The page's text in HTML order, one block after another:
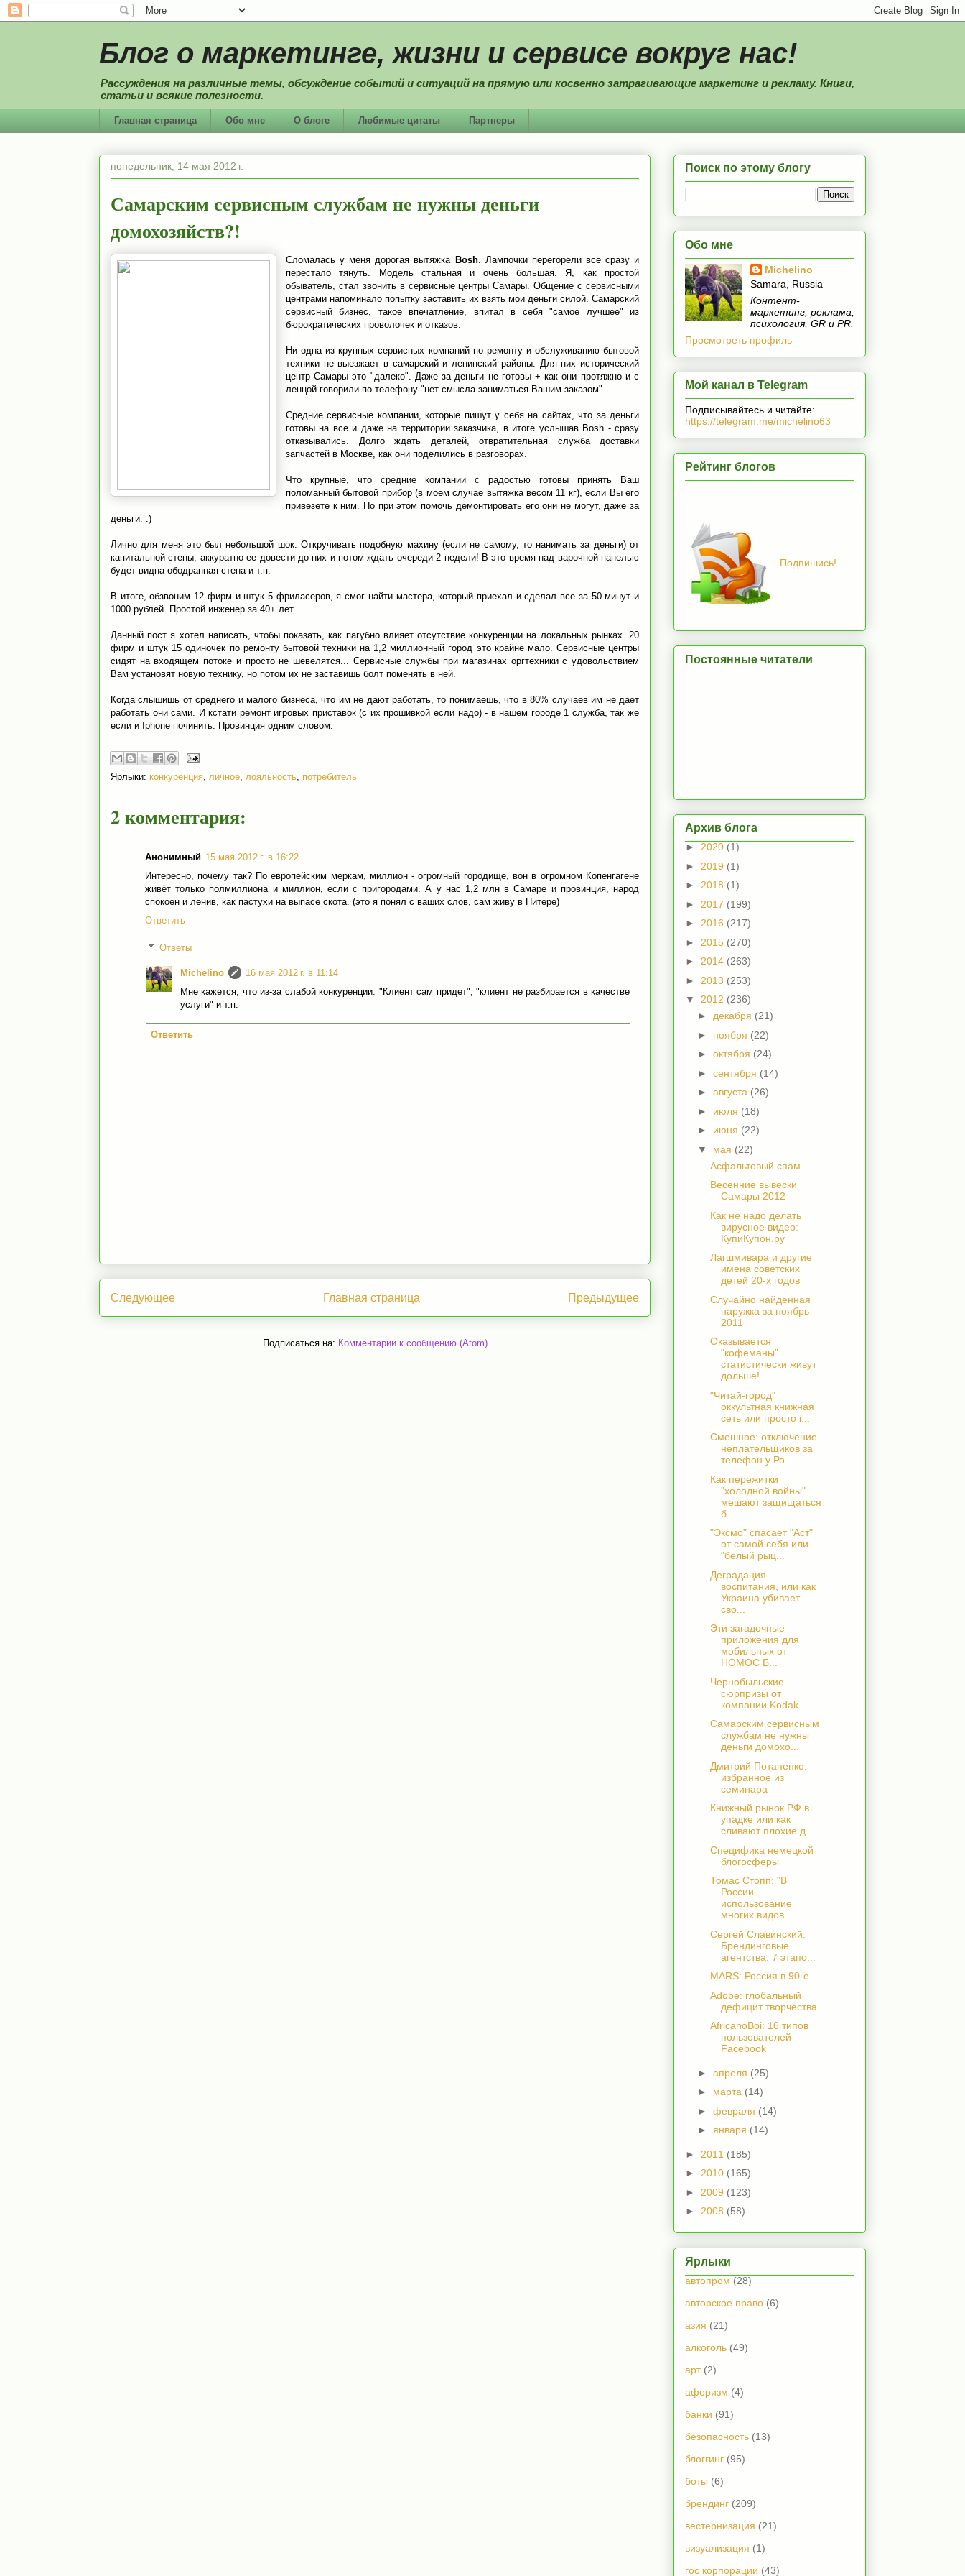
Блог о маркетинге, жизни и сервисе вокруг нас!
Рассуждения на различные темы, обсуждение событий и ситуаций на прямую или косвенно затрагивающие маркетинг и рекламу. Книги,
статьи и всякие полезности.
Главная страница Обо мне О блоге Любимые цитаты Партнеры
понедельник, 14 мая 2012 г.
Самарским сервисным службам не нужны деньги
домохозяйств?!
Сломалась у меня дорогая вытяжка Bosh. Лампочки перегорели все сразу и
перестало тянуть. Модель стальная и очень большая. Я, как простой
обыватель, стал звонить в сервисные центры Самары. Общение с сервисными
центрами напоминало попытку заставить их взять мои деньги силой. Самарский
сервисный бизнес, такое впечатление, впитал в себя "самое лучшее" из
бюрократических проволочек и отказов.
Ни одна из крупных сервисных компаний по ремонту и обслуживанию бытовой
техники не выезжает в самарский и ленинский районы. Для них исторический
центр Самары это "далеко". Даже за деньги не готовы + как они протяжно и с
ленцой говорили по телефону "нет смысла заниматься Вашим заказом".
Средние сервисные компании, которые пишут у себя на сайтах, что за деньги
готовы на все и даже на территории заказчика, в итоге услышав Bosh - сразу
отказывались. Долго ждать деталей, отвратительная служба доставки
запчастей в Москве, как они поделились в разговорах.
Что крупные, что средние компании с радостью готовы принять Ваш
поломанный бытовой прибор (в моем случае вытяжка весом 11 кг), если Вы его
привезете к ним. Но при этом помочь демонтировать его они не могут, даже за
деньги. :)
Лично для меня это был небольшой шок. Откручивать подобную махину (если не самому, то нанимать за деньги) от
капитальной стены, аккуратно ее довести до них и потом ждать очереди 2 недели! В это время над варочной панелью
будет видна ободранная стена и т.п.
В итоге, обзвоним 12 фирм и штук 5 фриласеров, я смог найти мастера, который приехал и сделал все за 50 минут и
1000 рублей. Простой инженер за 40+ лет.
Данный пост я хотел написать, чтобы показать, как пагубно влияет отсутствие конкуренции на локальных рынках. 20
фирм и штук 15 одиночек по ремонту бытовой техники на 1,2 миллионный город это крайне мало. Сервисные центры
сидят на входящем потоке и просто не шевелятся... Сервисные службы при магазинах оргтехники с удовольствием
Вам установят новую технику, но потом их не заставишь болт поменять в ней.
Когда слышишь от среднего и малого бизнеса, что им не дают работать, то понимаешь, что в 80% случаев им не дает
работать они сами. И кстати ремонт игровых приставок (с их прошивкой если надо) - в нашем городе 1 служба, так же
если и Iphone починить. Провинция одним словом.
Ярлыки: конкуренция личное лояльность потребитель
2 комментария:
Анонимный 15 мая 2012 г. в 16:22
Интересно, почему так? По европейским меркам, миллион - огромный городище, вон в огромном Копенгагене
живёт только полмиллиона и миллион, если с пригородами. А у нас 1,2 млн в Самаре и провинция, народ
спокоен и ленив, как пастухи на выпасе скота. (это я понял с ваших слов, сам живу в Питере)
Ответить
Ответы
Michelino
16 мая 2012 г. в 11:14
Мне кажется, что из-за слабой конкуренции. "Клиент сам придет", "клиент не разбирается в качестве
услуги" и т.п.
Ответить
Следующее Предыдущее
Главная страница
Подписаться на: Комментарии к сообщению (Atom)
Поиск по этому блогу
Обо мне
Michelino
Samara, Russia
Контент-
маркетинг, реклама,
психология, GR и PR.
Просмотреть профиль
Мой канал в Telegram
Подписывайтесь и читайте:
https://telegram.me/michelino63
Рейтинг блогов
Подпишись!
Постоянные читатели
Архив блога
► 2020 (1)
► 2019 (1)
► 2018 (1)
► 2017 (199)
► 2016 (217)
► 2015 (270)
► 2014 (263)
► 2013 (253)
▼ 2012 (236)
► декабря (21)
► ноября (22)
► октября (24)
► сентября (14)
► августа (26)
► июля (18)
► июня (22)
▼ мая (22)
Асфальтовый спам
Весенние вывески
Самары 2012
Как не надо делать
вирусное видео:
КупиКупон.ру
Лагшмивара и другие
имена советских
детей 20-х годов
Случайно найденная
наружка за ноябрь
2011
Оказывается
"кофеманы"
статистически живут
дольше!
"Читай-город"
оккультная книжная
сеть или просто г...
Смешное: отключение
неплательщиков за
телефон у Ро...
Как пережитки
"холодной войны"
мешают защищаться
б...
"Эксмо" спасает "Аст"
от самой себя или
"белый рыц...
Деградация
воспитания, или как
Украина убивает
сво...
Эти загадочные
приложения для
мобильных от
НОМОС Б...
Чернобыльские
сюрпризы от
компании Kodak
Самарским сервисным
службам не нужны
деньги домохо...
Дмитрий Потапенко:
избранное из
семинара
Книжный рынок РФ в
упадке или как
сливают плохие д...
Специфика немецкой
блогосферы
Томас Стопп: "В
России
использование
многих видов ...
Сергей Славинский:
Брендинговые
агентства: 7 этапо...
MARS: Россия в 90-е
Adobe: глобальный
дефицит творчества
AfricanoBoi: 16 типов
пользователей
Facebook
► апреля (25)
► марта (14)
► февраля (14)
► января (14)
► 2011 (185)
► 2010 (165)
► 2009 (123)
► 2008 (58)
Ярлыки
автопром (28)
авторское право (6)
азия (21)
алкоголь (49)
арт (2)
афоризм (4)
банки (91)
безопасность (13)
блоггинг (95)
боты (6)
брендинг (209)
вестернизация (21)
визуализация (1)
гос корпорации (43)